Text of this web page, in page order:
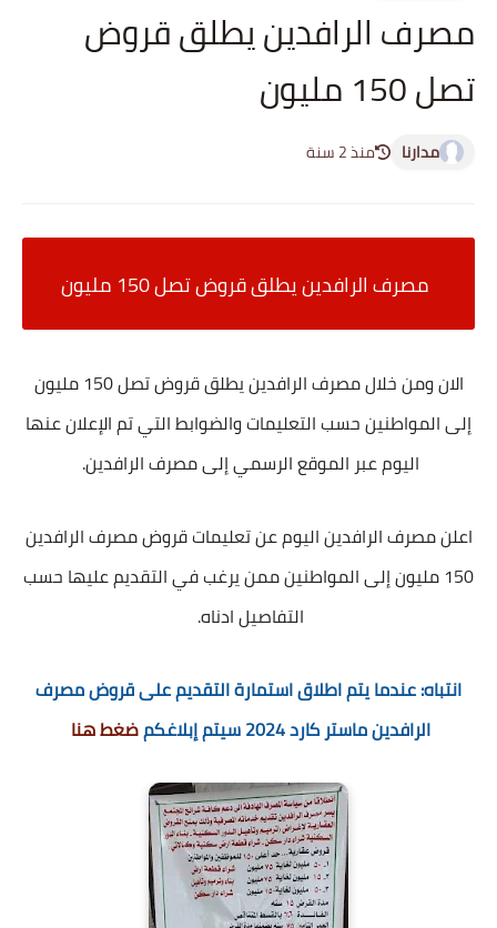
مصرف الرافدين يطلق قروض
تصل 150 مليون
مدارنا منذ 2 سنة
مصرف الرافدين يطلق قروض تصل 150 مليون
الان ومن خلال
مصرف الرافدين يطلق قروض تصل 150 مليون
إلى المواطنين حسب التعليمات والضوابط التي تم الإعلان عنها
اليوم عبر الموقع الرسمي إلى مصرف الرافدين.
اعلن مصرف الرافدين اليوم عن تعليمات قروض مصرف الرافدين
150 مليون إلى المواطنين ممن يرغب في التقديم عليها حسب
التفاصيل ادناه.
انتباه: عندما يتم اطلاق استمارة التقديم على قروض مصرف
الرافدين ماستر كارد 2024 سيتم إبلاغكم
ضغط هنا